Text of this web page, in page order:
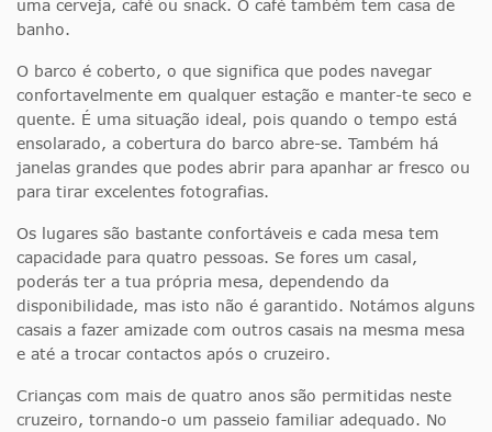
uma cerveja, café ou snack. O café também tem casa de
banho.
O barco é coberto, o que significa que podes navegar
confortavelmente em qualquer estação e manter-te seco e
quente. É uma situação ideal, pois quando o tempo está
ensolarado, a cobertura do barco abre-se. Também há
janelas grandes que podes abrir para apanhar ar fresco ou
para tirar excelentes fotografias.
Os lugares são bastante confortáveis e cada mesa tem
capacidade para quatro pessoas. Se fores um casal,
poderás ter a tua própria mesa, dependendo da
disponibilidade, mas isto não é garantido. Notámos alguns
casais a fazer amizade com outros casais na mesma mesa
e até a trocar contactos após o cruzeiro.
Crianças com mais de quatro anos são permitidas neste
cruzeiro, tornando-o um passeio familiar adequado. No